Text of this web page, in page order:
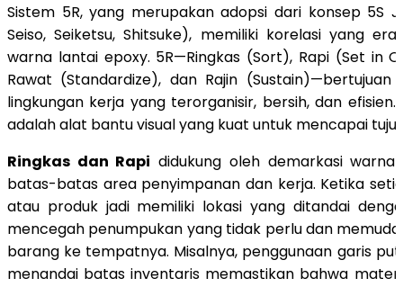
Sistem 5R, yang merupakan adopsi dari konsep 5S
Seiso, Seiketsu, Shitsuke), memiliki korelasi yang
warna lantai epoxy. 5R—Ringkas (Sort), Rapi (Set in
Rawat (Standardize), dan Rajin
lingkungan kerja yang terorganisir, bersih, dan
adalah alat bantu visual yang kuat untuk mencapai
Ringkas dan Rapi didukung oleh demarkasi
batas-batas area penyimpanan dan kerja. Ketika
atau produk jadi memiliki lokasi yang ditandai
mencegah penumpukan yang tidak perlu dan
barang ke tempatnya. Misalnya, penggunaan garis
menandai batas inventaris memastikan bahwa